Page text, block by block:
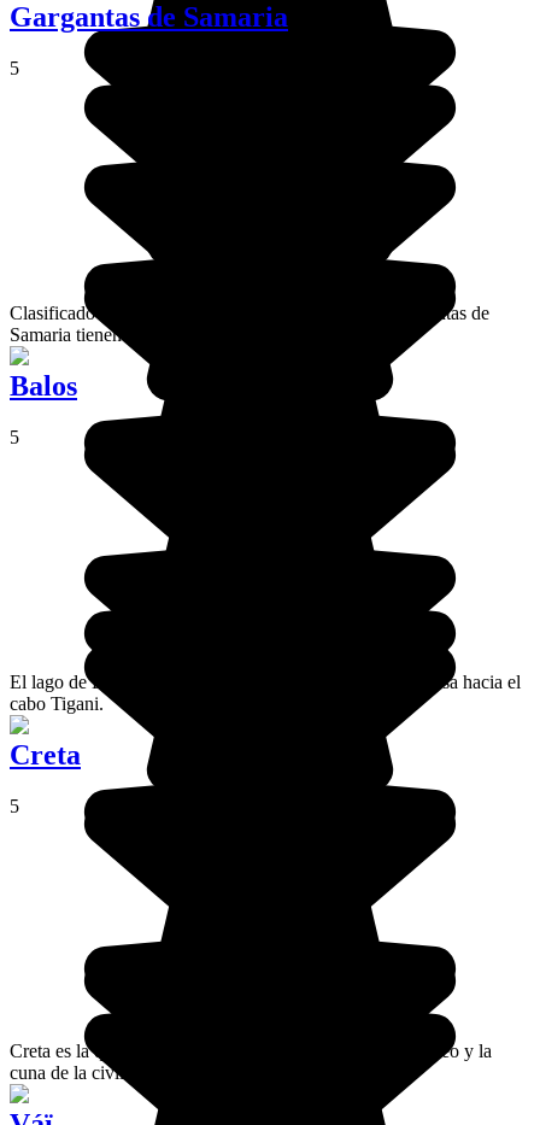
Gargantas de Samaria
5
Clasificado como parque nacional desde 1962, las gargantas de
Samaria tienen unos paisajes preciosos.
Balos
5
El lago de Balos se extiende en la península de Gramvousa hacia el
cabo Tigani.
Creta
5
Creta es la quinta isla de mayor superficie del Mediterráneo y la
cuna de la civilización minoica.